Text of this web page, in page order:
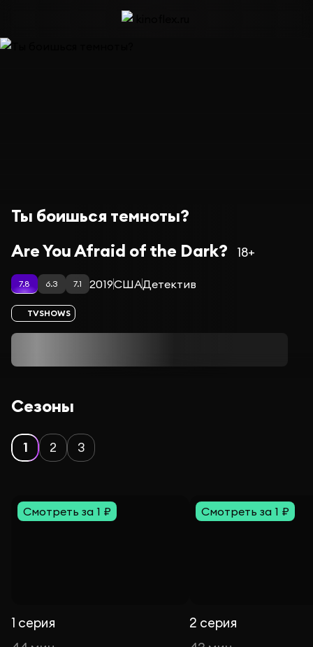
Ты боишься темноты?
Are You Afraid of the Dark?
18+
7.8 6.3 7.1 2019СШАДетектив
TVSHOWS
Сезоны
1 2 3
Смотреть за 1 ₽
1 серия
Смотреть за 1 ₽
2 серия